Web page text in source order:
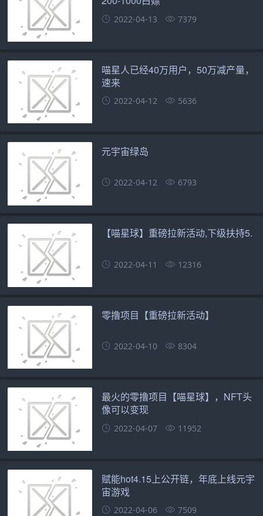
2022-04-13 7379
喵星人已经40万用户，50万减产量，
速来
2022-04-12 5636
元宇宙绿岛
2022-04-12 6793
【喵星球】重磅拉新活动,下级扶持5.
2022-04-11 12316
零撸项目【重磅拉新活动】
2022-04-10 8304
最火的零撸项目【喵星球】，NFT头
像可以变现
2022-04-07 11952
赋能hot4.15上公开链，年底上线元宇
宙游戏
2022-04-06 7509